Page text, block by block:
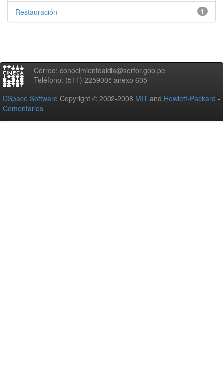
1
Restauración
Correo: conocimientoaldia@serfor.gob.pe
Teléfono: (511) 2259005 anexo 605
DSpace Software Copyright © 2002-2008 MIT and Hewlett-Packard -
Comentarios